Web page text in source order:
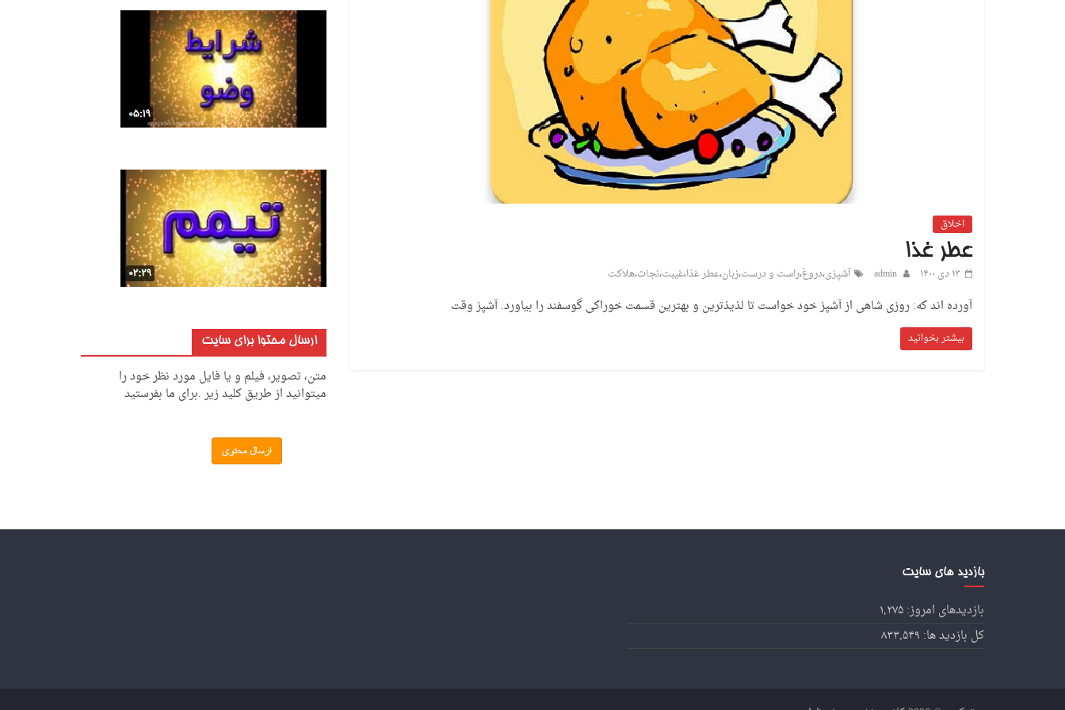
اخلاق
عطر غذا
۱۳ دی ۱۴۰۰ admin آشپزی،دروغ،راست و درست،زبان،عطر غذا،غیبت،نجات،هلاکت
آورده اند که: روزی شاهی از آشپز خود خواست تا لذیذترین و بهترین قسمت خوراکی گوسفند را بیاورد. آشپز وقت
بیشتر بخوانید ارسال محتوا برای سایت
متن، تصویر، فیلم و یا فایل مورد نظر خود را
میتوانید از طریق کلید زیر .برای ما بفرستید
بازدید های سایت
بازدیدهای امروز:۱,۲۷۵
کل بازدید ها: ۸۳۳,۵۴۹